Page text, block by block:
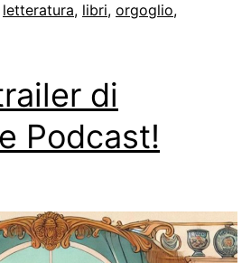
letteratura, libri, orgoglio,
di
Podcast!